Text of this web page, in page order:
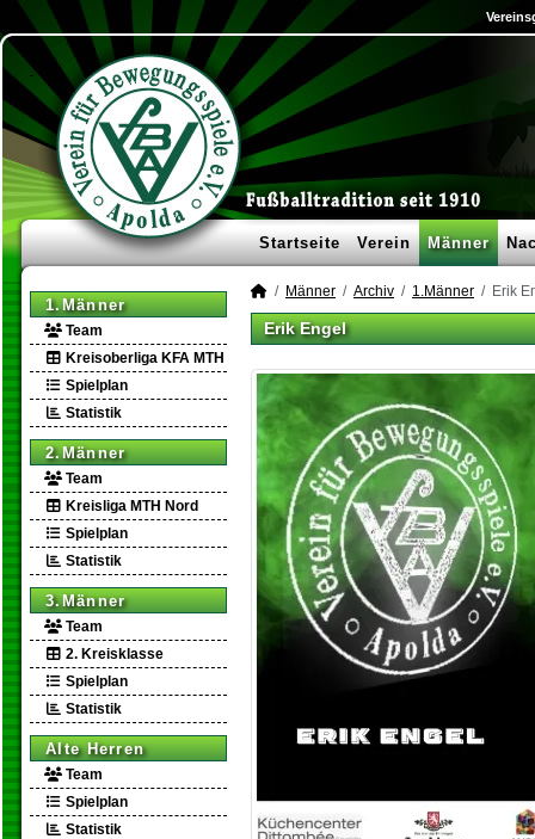
Startseite Verein Männer
1.Männer
Team
Kreisoberliga KFA MTH
Spielplan
Statistik
2.Männer
Team
Kreisliga MTH Nord
Spielplan
Statistik
3.Männer
Team
2. Kreisklasse
Spielplan
Statistik
Alte Herren
Team
Spielplan
Statistik
Männer Archiv 1.Männer Erik
Erik Engel